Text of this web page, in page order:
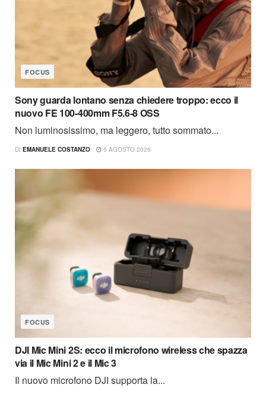
FOCUS
Sony guarda lontano senza chiedere troppo: ecco il
nuovo FE 100-400mm F5.6-8 OSS
Non luminosissimo, ma leggero, tutto sommato...
DI EMANUELE COSTANZO 5 AGOSTO 2026
FOCUS
DJI Mic Mini 2S: ecco il microfono wireless che spazza
via il Mic Mini 2 e il Mic 3
Il nuovo microfono DJI supporta la...